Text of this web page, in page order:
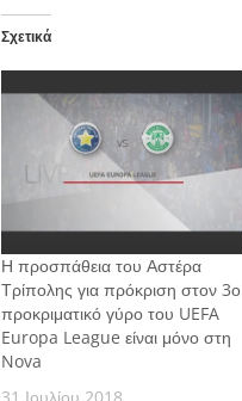
Σχετικά
Η προσπάθεια του Αστέρα
Τρίπολης για πρόκριση στον 3ο
προκριματικό γύρο του UEFA
Europa League είναι μόνο στη
Nova
31 Ιουλίου 2018